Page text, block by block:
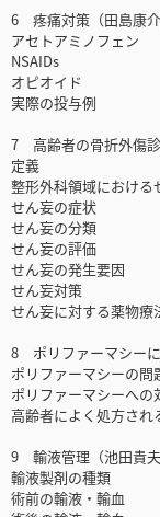
6 疼痛対策（田島康介
アセトアミノフェン
NSAIDs
オピオイド
実際の投与例
7 高齢者の骨折外傷診
定義
整形外科領域における
せん妄の症状
せん妄の分類
せん妄の評価
せん妄の発生要因
せん妄対策
せん妄に対する薬物療
8 ポリファーマシーに
ポリファーマシーの問
ポリファーマシーへの
高齢者によく処方され
9 輸液管理（池田貴夫
輸液製剤の種類
術前の輸液・輸血